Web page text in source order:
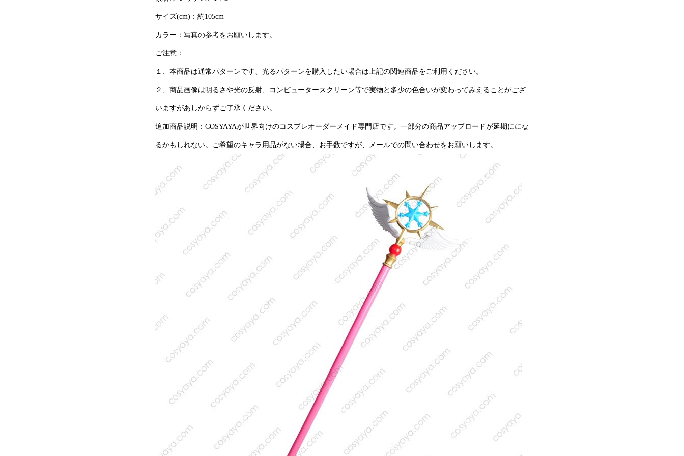
サイズ(cm)：約105cm
カラー：写真の参考をお願いします。
ご注意：
１、本商品は通常パターンです、光るパターンを購入したい場合は上記の関連商品をご利用ください。
２、商品画像は明るさや光の反射、コンピュータースクリーン等で実物と多少の色合いが変わってみえることがござ
いますがあしからずご了承ください。
追加商品説明：COSYAYAが世界向けのコスプレオーダーメイド専門店です。一部分の商品アップロードが延期ににな
るかもしれない。ご希望のキャラ用品がない場合、お手数ですが、メールでの問い合わせをお願いします。